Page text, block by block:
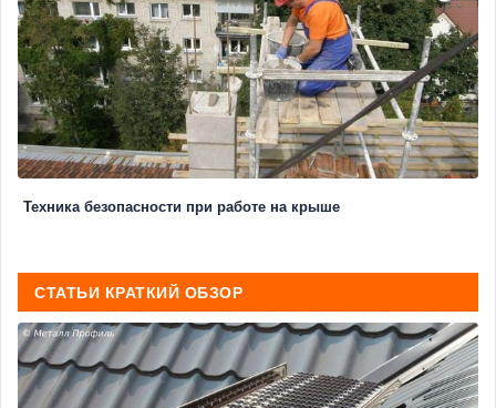
Техника безопасности при работе на крыше
СТАТЬИ КРАТКИЙ ОБЗОР